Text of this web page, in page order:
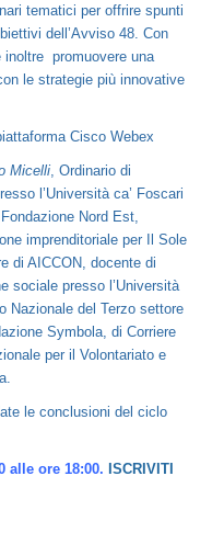
tematici per offrire spunti
dell’Avviso 48. Con
inoltre promuovere una
le strategie più innovative
Cisco Webex
Micelli , Ordinario di
l’Università ca’ Foscari
Nord Est,
imprenditoriale per Il Sole
di AICCON, docente di
sociale presso l’Università
Nazionale del Terzo settore
Symbola, di Corriere
per il Volontariato e
le conclusioni del ciclo
alle ore 18:00. ISCRIVITI